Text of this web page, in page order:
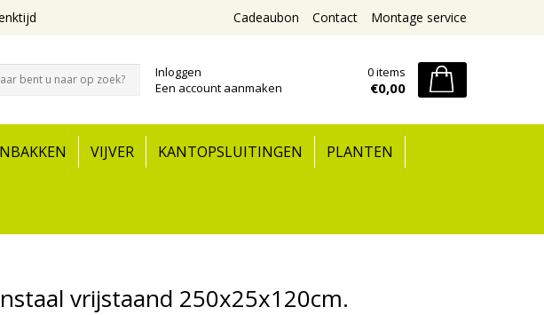
Montage service
Contact
Cadeaubon
Inloggen
Een account aanmaken
0 items
€0,00
VIJVER KANTOPSLUITINGEN PLANTEN
vrijstaand 250x25x120cm.